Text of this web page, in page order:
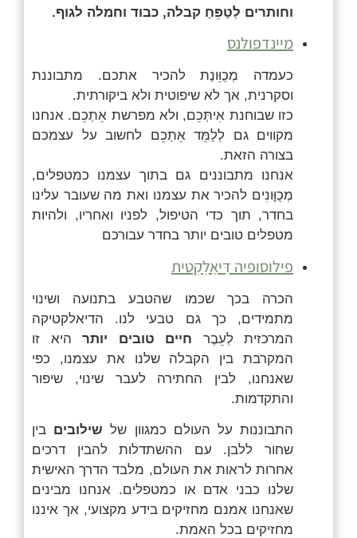
וחותרים לְטַפֵּחַ קבלה, כבוד וחמלה לגוף.
מיינדפולנס
כעמדה מְכֻוֵּונֶתלהכיר אתכם. מתבוננת
וסקרנית, אך לא שיפוטית ולא ביקורתית.
כזו שבוחנת אִיתְּכֵם, ולא מפרשת אֵתְכֵם. אנחנו
מקווים גם לְלַמֵּד אֵתְכֵם לחשוב על עצמכם
בצורה הזאת.
אנחנו מתבוננים גם בתוך עצמנו כמטפלים,
מְכֻוָּונִים להכיר את עצמנו ואת מה שעובר עלינו
בחדר, תוך כדי הטיפול, לפניו ואחריו, ולהיות
מטפלים טובים יותר בחדר עבורכם
פילוסופיה דִּיאָלֶקְטית
הכרה בכך שכמו שהטבע בתנועה ושינוי
מתמידים, כך גם טבעי לנו. הדיאלקטיקה
המרכזית לְעֵבֶר חיים טובים יותר
היא זו
המקרבת בין הקבלה שלנו את עצמנו, כפי
שאנחנו, לבין החתירה לעבר שינוי, שיפור
והתקדמות.
התבוננות על העולם כמגוון של שילובים בין
שחור ללבן. עם ההשתדלות להבין דרכים
אחרות לראות את העולם, מלבד הדרך האישית
שלנו כבני אדם או כמטפלים. אנחנו מבינים
שאנחנו אמנם מחזיקים בידע מקצועי, אך איננו
מחזיקים בכל האמת.